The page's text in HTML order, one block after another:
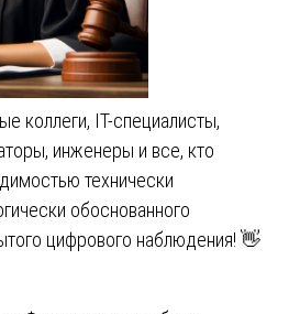
коллеги, IT-специалисты,
инженеры и все, кто
технически
обоснованного
цифрового наблюдения! 👋